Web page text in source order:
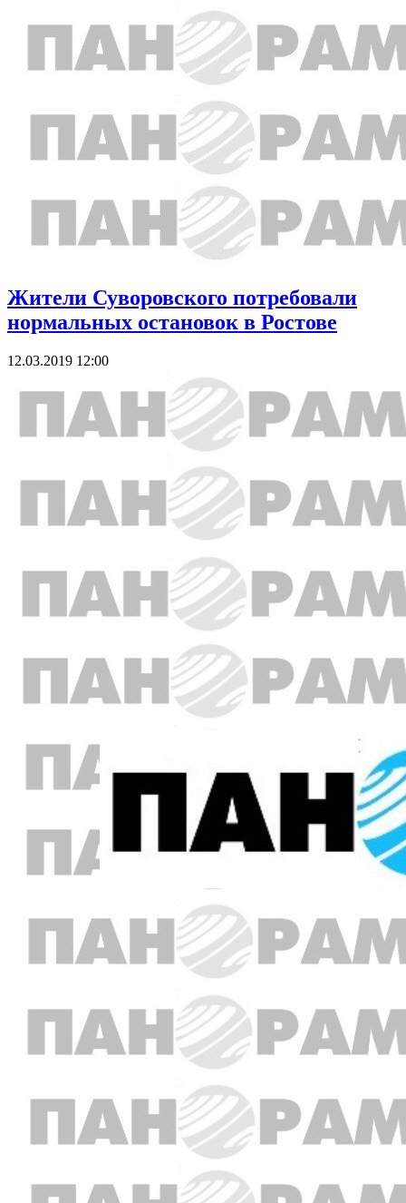
Жители Суворовского потребовали
нормальных остановок в Ростове
12.03.2019 12:00